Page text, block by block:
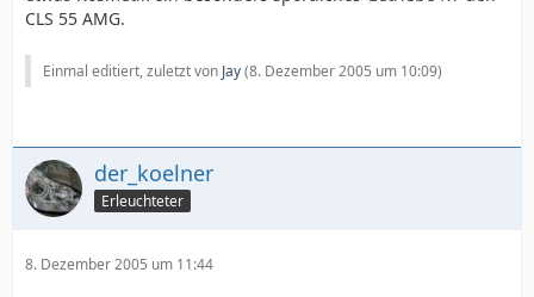
CLS 55 AMG.
Einmal editiert, zuletzt von Jay(8. Dezember 2005 um 10:09)
der_koelner
Erleuchteter
8. Dezember 2005 um 11:44